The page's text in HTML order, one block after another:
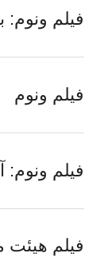
فیلم ونوم:
فیلم ونوم
فیلم
فیلم هیئت